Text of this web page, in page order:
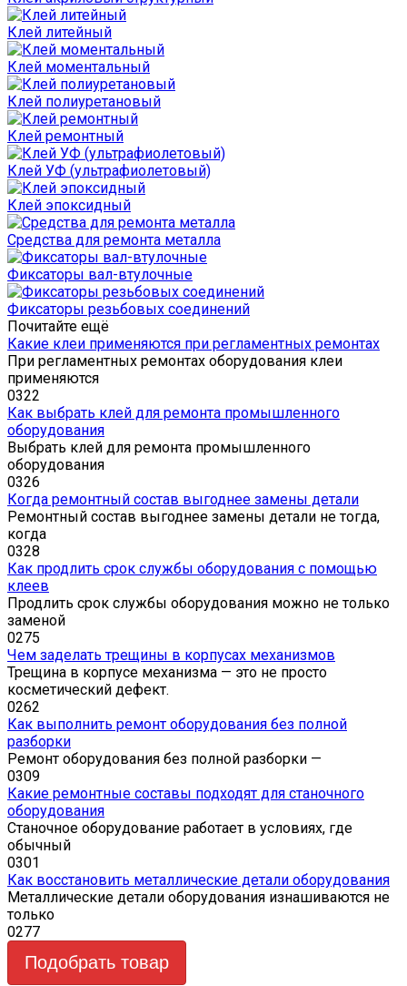
Клей литейный
Клей моментальный
Клей полиуретановый
Клей ремонтный
Клей УФ (ультрафиолетовый)
Клей эпоксидный
Средства для ремонта металла
Фиксаторы вал-втулочные
Фиксаторы резьбовых соединений
Почитайте ещё
Какие клеи применяются при регламентных ремонтах
При регламентных ремонтах оборудования клеи
применяются
0322
Как выбрать клей для ремонта промышленного
оборудования
Выбрать клей для ремонта промышленного
оборудования
0326
Когда ремонтный состав выгоднее замены детали
Ремонтный состав выгоднее замены детали не тогда,
когда
0328
Как продлить срок службы оборудования с помощью
клеев
Продлить срок службы оборудования можно не только
заменой
0275
Чем заделать трещины в корпусах механизмов
Трещина в корпусе механизма — это не просто
косметический дефект.
0262
Как выполнить ремонт оборудования без полной
разборки
Ремонт оборудования без полной разборки —
0309
Какие ремонтные составы подходят для станочного
оборудования
Станочное оборудование работает в условиях, где
обычный
0301
Как восстановить металлические детали оборудования
Металлические детали оборудования изнашиваются не
только
0277
Подобрать товар